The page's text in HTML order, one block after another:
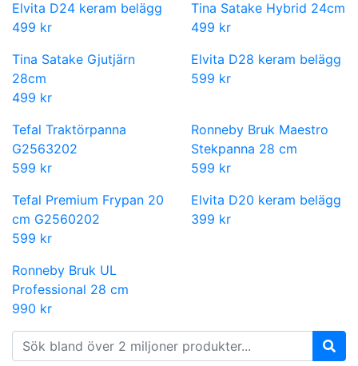
Elvita D24 keram belägg
499 kr
Tina Satake Hybrid 24cm
499 kr
Tina Satake Gjutjärn
28cm
499 kr
Elvita D28 keram belägg
599 kr
Tefal Traktörpanna
G2563202
599 kr
Ronneby Bruk Maestro
Stekpanna 28 cm
599 kr
Tefal Premium Frypan 20
cm G2560202
599 kr
Elvita D20 keram belägg
399 kr
Ronneby Bruk UL
Professional 28 cm
990 kr